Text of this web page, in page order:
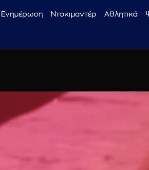
Ενημέρωση Ντοκιμαντέρ Αθλητικά